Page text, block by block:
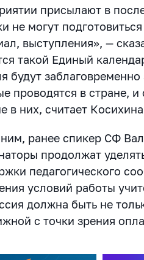
присылают в
не могут
выступления», —
такой Единый
будут
проводятся в стране,
в них, считает
ранее спикер СФ
продолжат
педагогического
условий работы
должна быть не
с точки зрения